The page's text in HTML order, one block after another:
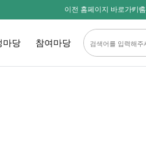
이전 홈페이지 바로가기홈
마당 참여마당